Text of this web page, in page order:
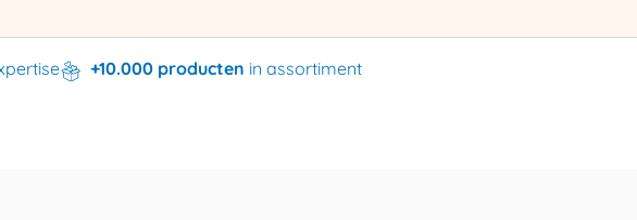
+10.000 producten in assortiment